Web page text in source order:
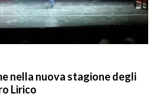
nella nuova stagione degli
Lirico